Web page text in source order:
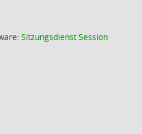
SitzungsdienstSession(Wird in